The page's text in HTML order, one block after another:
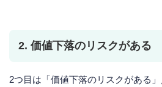
2. 価値下落のリスクがある
2つ目は「価値下落のリスクがある」